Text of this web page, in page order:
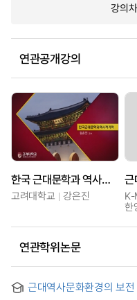
강의
연관공개강의
한국 근대문학과 역사적 기억
고려대학교 강은진
한
연관학위논문
근대역사문화환경의 보